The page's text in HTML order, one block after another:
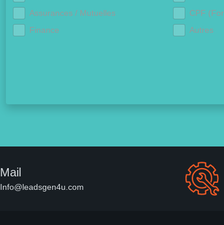
Assurances / Mutuelles
CPF
Finance
Autres
Mail
Info@leadsgen4u.com